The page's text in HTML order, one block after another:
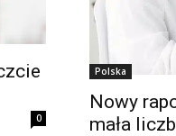
0
Polska
Nowy
mała